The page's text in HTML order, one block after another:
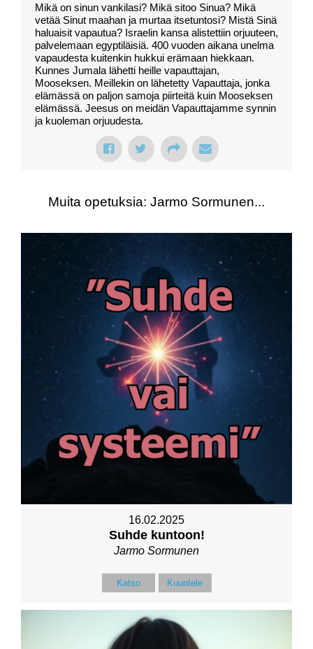
Mikä on sinun vankilasi? Mikä sitoo Sinua? Mikä
vetää Sinut maahan ja murtaa itsetuntosi? Mistä Sinä
haluaisit vapautua? Israelin kansa alistettiin orjuuteen,
palvelemaan egyptiläisiä. 400 vuoden aikana unelma
vapaudesta kuitenkin hukkui erämaan hiekkaan.
Kunnes Jumala lähetti heille vapauttajan,
Mooseksen. Meillekin on lähetetty Vapauttaja, jonka
elämässä on paljon samoja piirteitä kuin Mooseksen
elämässä. Jeesus on meidän Vapauttajamme synnin
ja kuoleman orjuudesta.
Muita opetuksia: Jarmo Sormunen...
16.02.2025
Suhde kuntoon!
Jarmo Sormunen
Katso Kuuntele